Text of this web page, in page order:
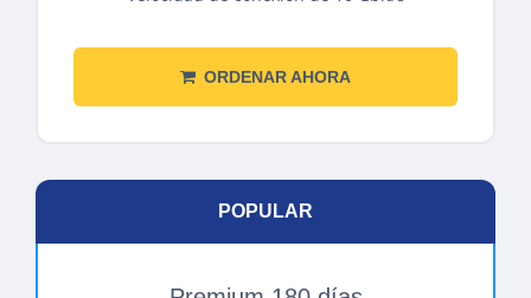
ORDENAR AHORA
POPULAR